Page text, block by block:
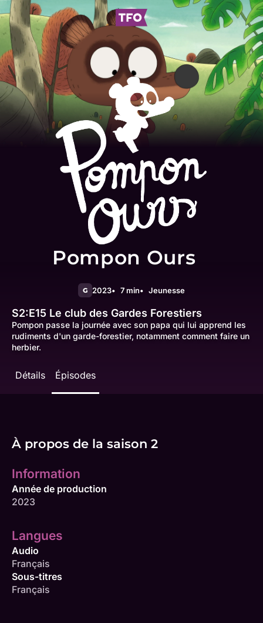
Pompon Ours
G 2023 7 min Jeunesse
S2:E15 Le club des Gardes Forestiers
Pompon passe la journée avec son papa qui lui apprend les
rudiments d'un garde-forestier, notamment comment faire un
herbier.
Détails Épisodes
À propos de la saison 2
Information
Année de production
2023
Langues
Audio
Français
Sous-titres
Français